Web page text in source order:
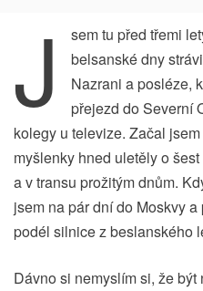
J sem tu před třemi
belsanské dny
Nazrani a posléze,
přejezd do Severní
kolegy u televize. Začal
myšlenky hned uletěly o
a v transu prožitým dnům.
jsem na pár dní do Moskvy
podél silnice z beslanského
Dávno si nemyslím si, že